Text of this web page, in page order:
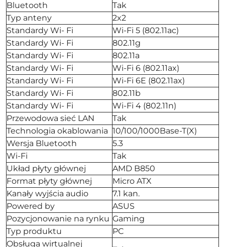
Bluetooth
Tak
Typ anteny
2x2
Standardy Wi- Fi
Wi-Fi 5 (802.11ac)
Standardy Wi- Fi
802.11g
Standardy Wi- Fi
802.11a
Standardy Wi- Fi
Wi-Fi 6 (802.11ax)
Standardy Wi- Fi
Wi-Fi 6E (802.11ax)
Standardy Wi- Fi
802.11b
Standardy Wi- Fi
Wi-Fi 4 (802.11n)
Przewodowa sieć LAN
Tak
Technologia okablowania 10/100/1000Base-T(X)
Wersja Bluetooth
5.3
Wi-Fi
Tak
Układ płyty głównej
AMD B850
Format płyty głównej
Micro ATX
Kanały wyjścia audio
7.1 kan.
Powered by
ASUS
Pozycjonowanie na rynku Gaming
Typ produktu
PC
Obsługa wirtualnej